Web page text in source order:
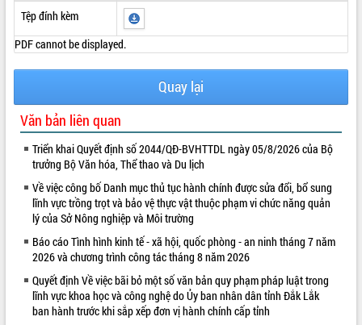
VIDEO
Tệp đính kèm
PDF cannot be displayed.
Quay lại
Văn bản liên quan
Triển khai Quyết định số 2044/QĐ-BVHTTDL ngày 05/8/2026 của Bộ
trưởng Bộ Văn hóa, Thể thao và Du lịch
Về việc công bố Danh mục thủ tục hành chính được sửa đổi, bổ sung
lĩnh vực trồng trọt và bảo vệ thực vật thuộc phạm vi chức năng quản
lý của Sở Nông nghiệp và Môi trường
Báo cáo Tình hình kinh tế - xã hội, quốc phòng - an ninh tháng 7 năm
2026 và chương trình công tác tháng 8 năm 2026
Quyết định Về việc bãi bỏ một số văn bản quy phạm pháp luật trong
lĩnh vực khoa học và công nghệ do Ủy ban nhân dân tỉnh Đắk Lắk
ban hành trước khi sắp xếp đơn vị hành chính cấp tỉnh